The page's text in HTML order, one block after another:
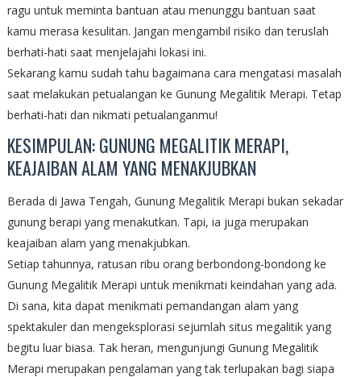
ragu untuk meminta bantuan atau menunggu bantuan saat
kamu merasa kesulitan. Jangan mengambil risiko dan teruslah
berhati-hati saat menjelajahi lokasi ini.
Sekarang kamu sudah tahu bagaimana cara mengatasi masalah
saat melakukan petualangan ke Gunung Megalitik Merapi. Tetap
berhati-hati dan nikmati petualanganmu!
KESIMPULAN: GUNUNG MEGALITIK MERAPI,
KEAJAIBAN ALAM YANG MENAKJUBKAN
Berada di Jawa Tengah, Gunung Megalitik Merapi bukan sekadar
gunung berapi yang menakutkan. Tapi, ia juga merupakan
keajaiban alam yang menakjubkan.
Setiap tahunnya, ratusan ribu orang berbondong-bondong ke
Gunung Megalitik Merapi untuk menikmati keindahan yang ada.
Di sana, kita dapat menikmati pemandangan alam yang
spektakuler dan mengeksplorasi sejumlah situs megalitik yang
begitu luar biasa. Tak heran, mengunjungi Gunung Megalitik
Merapi merupakan pengalaman yang tak terlupakan bagi siapa